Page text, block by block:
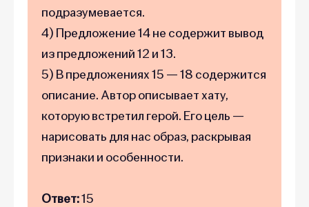
подразумевается.
4) Предложение 14 не содержит вывод
из предложений 12 и 13.
5) В предложениях 15 — 18 содержится
описание. Автор описывает хату,
которую встретил герой. Его цель —
нарисовать для нас образ, раскрывая
признаки и особенности.
Ответ:15